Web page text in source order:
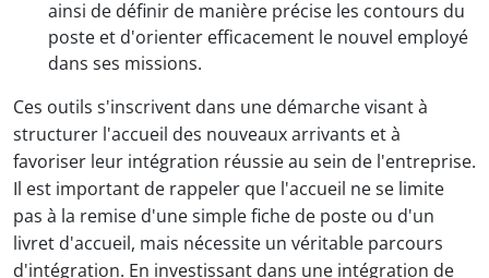
ainsi de définir de manière précise les contours du
poste et d'orienter efficacement le nouvel employé
dans ses missions.
Ces outils s'inscrivent dans une démarche visant à
structurer l'accueil des nouveaux arrivants et à
favoriser leur intégration réussie au sein de l'entreprise.
Il est important de rappeler que l'accueil ne se limite
pas à la remise d'une simple fiche de poste ou d'un
livret d'accueil, mais nécessite un véritable parcours
d'intégration. En investissant dans une intégration de